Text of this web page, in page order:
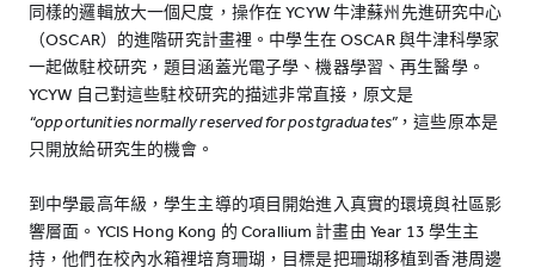
同樣的邏輯放大一個尺度，操作在 YCYW 牛津蘇州先進研究中心
（OSCAR）的進階研究計畫裡。中學生在 OSCAR 與牛津科學家
一起做駐校研究，題目涵蓋光電子學、機器學習、再生醫學。
YCYW 自己對這些駐校研究的描述非常直接，原文是
“opportunities normally reserved for postgraduates”，這些原本是
只開放給研究生的機會。
到中學最高年級，學生主導的項目開始進入真實的環境與社區影
響層面。YCIS Hong Kong 的 Corallium 計畫由 Year 13 學生主
持，他們在校內水箱裡培育珊瑚，目標是把珊瑚移植到香港周邊